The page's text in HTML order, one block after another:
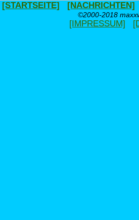
[STARTSEITE] [NACHRICHTEN]
©2000-2018
[IMPRESSUM]